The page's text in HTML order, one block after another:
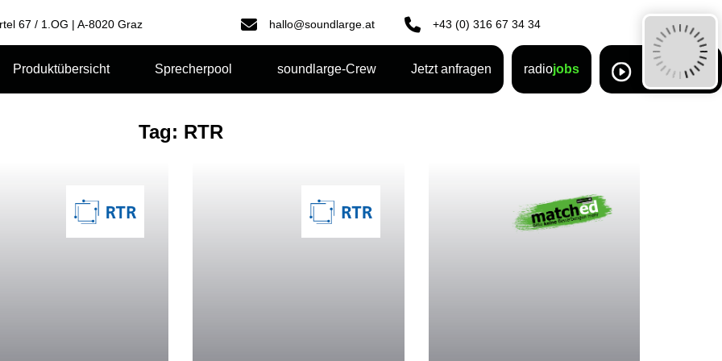
67 / 1.OG | A-8020 Graz hallo@soundlarge.at +43 (0) 316 67 34 34
Produktübersicht Sprecherpool soundlarge-Crew Jetzt anfragen radiojobs
Tag: RTR